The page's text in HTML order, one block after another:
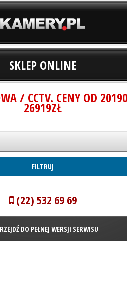
SKLEP ONLINE
/ CCTV. CENY OD
26919ZŁ
(22) 532 69 69
DO PEŁNEJ WERSJI SERWISU